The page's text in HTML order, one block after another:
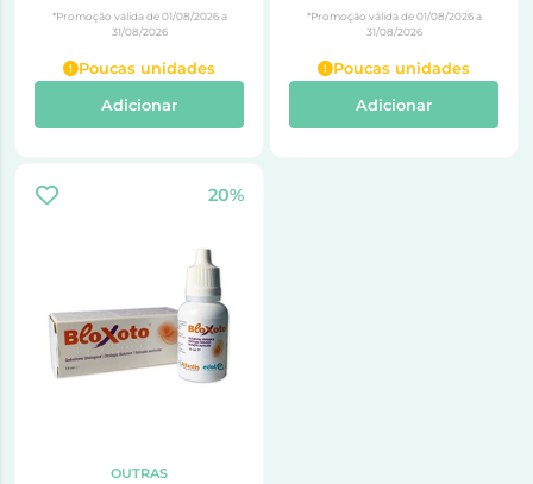
*Promoção válida de 01/08/2026 a
31/08/2026
Poucas unidades
Adicionar
*Promoção válida de 01/08/2026 a
31/08/2026
Poucas unidades
Adicionar
20%
OUTRAS